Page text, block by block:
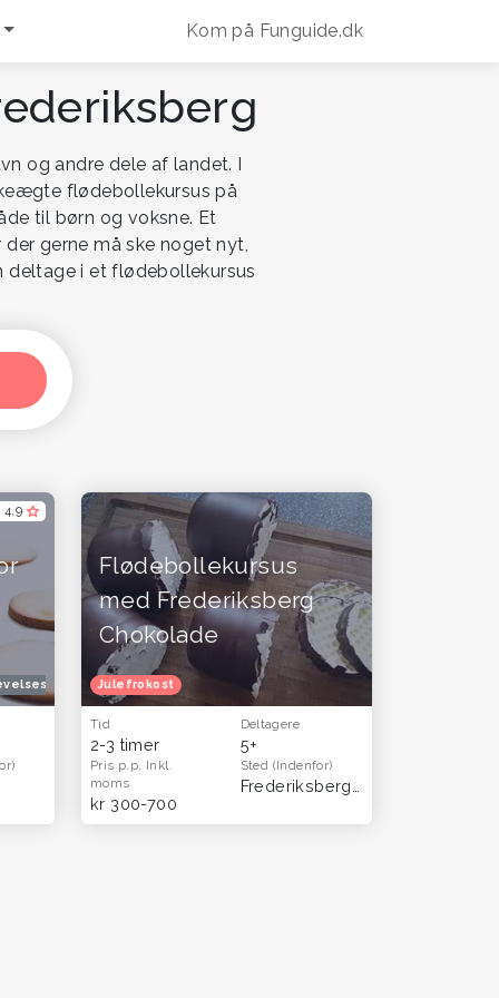
Kom på Funguide.dk
og andre dele af landet. I
flødebollekursus på
til børn og voksne. Et
gerne må ske noget nyt,
deltage i et flødebollekursus
Oplevelsesgaver til hende Oplevelsesgaver til par
4,9
Flødebollekursus
med Frederiksberg
Chokolade
Julefrokost
Tid
2-3 timer
Deltagere
5+
Pris p.p. Inkl.
moms
kr 300-700
Sted (Indenfor)